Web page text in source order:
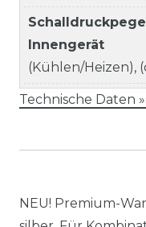
Schalldruckpegel
Innengerät
(Kühlen/Heizen),
Technische Daten
NEU! Premium-